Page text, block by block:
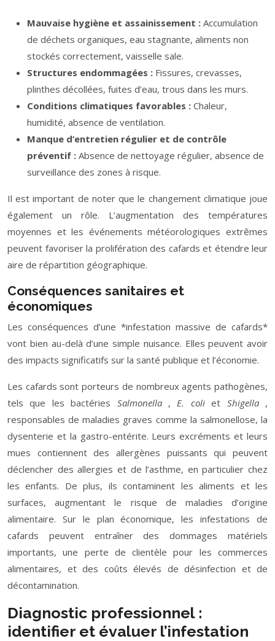
Mauvaise hygiène et assainissement : Accumulation
de déchets organiques, eau stagnante, aliments non
stockés correctement, vaisselle sale.
Structures endommagées : Fissures, crevasses,
plinthes décollées, fuites d’eau, trous dans les murs.
Conditions climatiques favorables : Chaleur,
humidité, absence de ventilation.
Manque d’entretien régulier et de contrôle
préventif : Absence de nettoyage régulier, absence de
surveillance des zones à risque.
Il est important de noter que le changement climatique joue
également un rôle. L’augmentation des températures
moyennes et les événements météorologiques extrêmes
peuvent favoriser la prolifération des cafards et étendre leur
aire de répartition géographique.
Conséquences sanitaires et
économiques
Les conséquences d’une *infestation massive de cafards*
vont bien au-delà d’une simple nuisance. Elles peuvent avoir
des impacts significatifs sur la santé publique et l’économie.
Les cafards sont porteurs de nombreux agents pathogènes,
tels que les bactéries Salmonella ,E. coliet Shigella ,
responsables de maladies graves comme la salmonellose, la
dysenterie et la gastro-entérite. Leurs excréments et leurs
mues contiennent des allergènes puissants qui peuvent
déclencher des allergies et de l’asthme, en particulier chez
les enfants. De plus, ils contaminent les aliments et les
surfaces, augmentant le risque de maladies d’origine
alimentaire. Sur le plan économique, les infestations de
cafards peuvent entraîner des dommages matériels
importants, une perte de clientèle pour les commerces
alimentaires, et des coûts élevés de désinfection et de
décontamination.
Diagnostic professionnel :
identifier et évaluer l’infestation